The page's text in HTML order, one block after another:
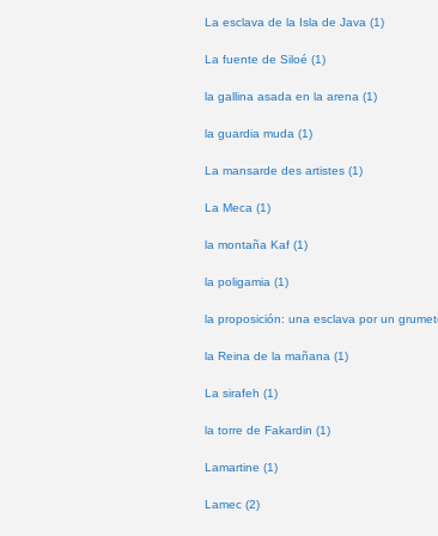
La esclava de la Isla de Java (1)
La fuente de Siloé (1)
la gallina asada en la arena (1)
la guardia muda (1)
La mansarde des artistes (1)
La Meca (1)
la montaña Kaf (1)
la poligamia (1)
la proposición: una esclava por un
la Reina de la mañana (1)
La sirafeh (1)
la torre de Fakardin (1)
Lamartine (1)
Lamec (2)